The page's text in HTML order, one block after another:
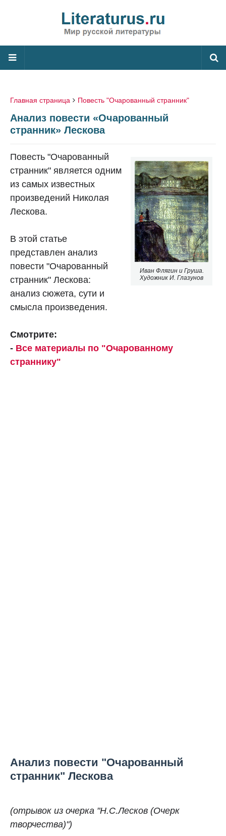
Главная страница Повесть "Очарованный странник"
Анализ повести «Очарованный
странник» Лескова
Иван Флягин и Груша.
Художник И. Глазунов
Повесть "Очарованный
странник" является одним
из самых известных
произведений Николая
Лескова.
В этой статье
представлен анализ
повести "Очарованный
странник" Лескова:
анализ сюжета, сути и
смысла произведения.
Смотрите:
- Все материалы по "Очарованному
страннику"
Анализ повести "Очарованный
странник" Лескова
(отрывок из очерка "Н.С.Лесков (Очерк
творчества)")